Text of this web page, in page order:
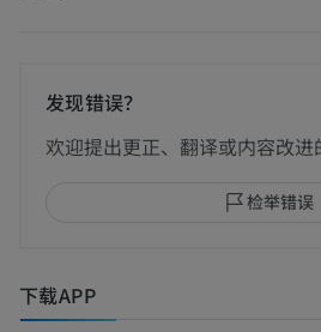
发现错误？
欢迎提出更正、翻译或内容改进
检举错误
下载APP